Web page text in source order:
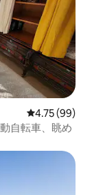
レビュー99
4.75 (99)
自転車、眺め